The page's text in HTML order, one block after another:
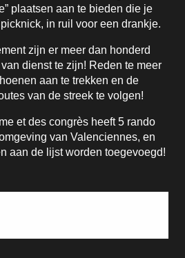
plaatsen aan te bieden die je
in ruil voor een drankje.
zijn er meer dan honderd
dienst te zijn! Reden te meer
aan te trekken en de
van de streek te volgen!
et des congrès heeft 5 rando
van Valenciennes, en
aan de lijst worden toegevoegd!